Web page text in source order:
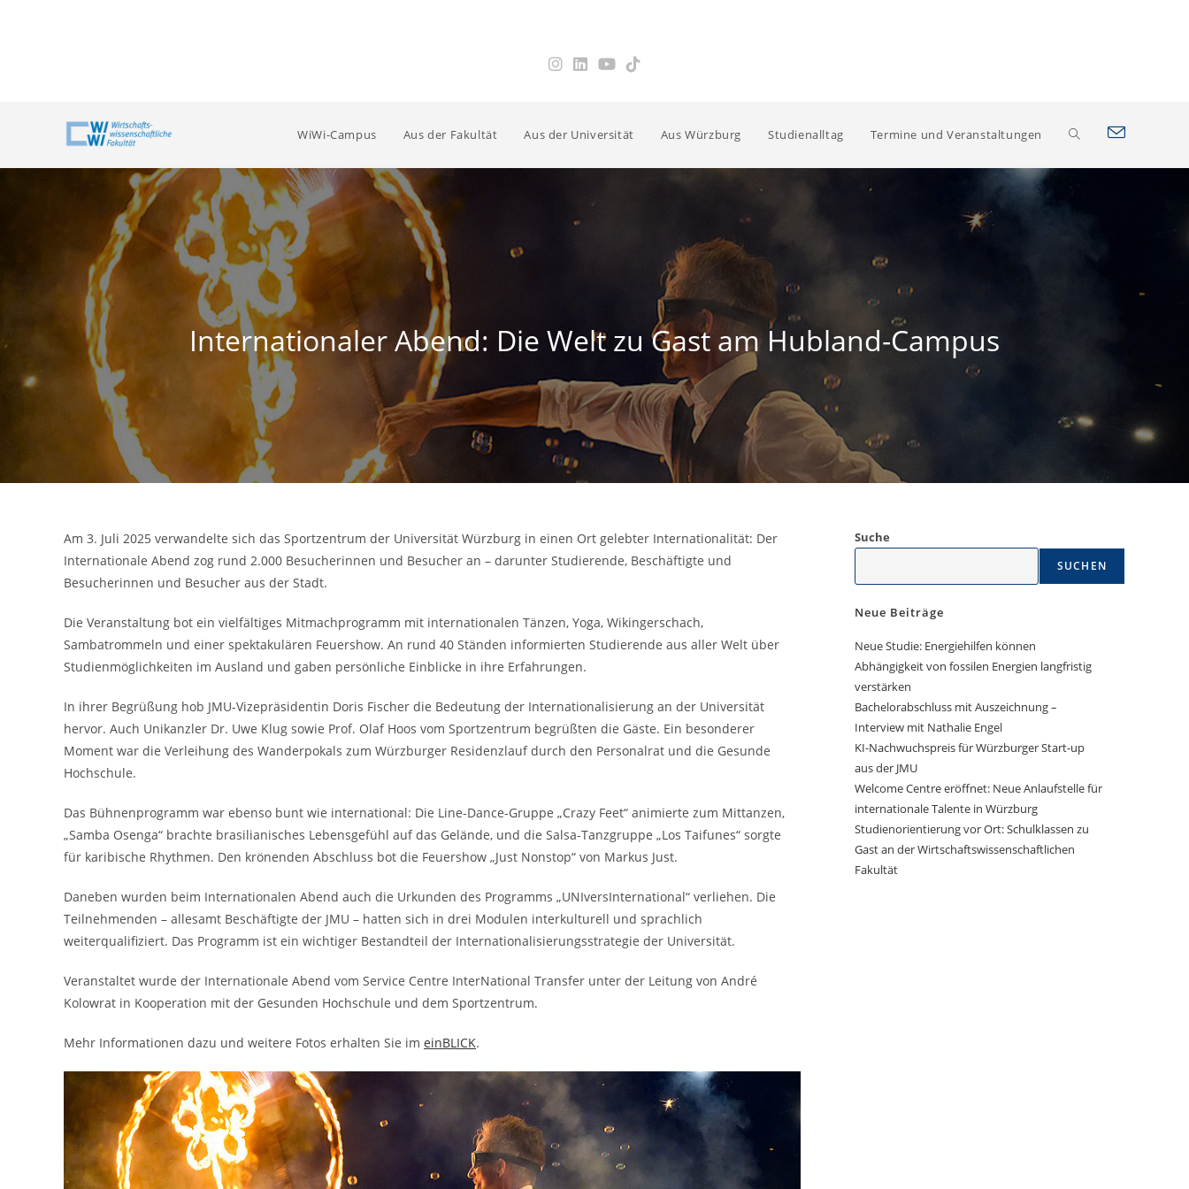
WiWi-Campus Aus der Fakultät Aus der Universität Aus Würzburg Studienalltag Termine und Veranstaltungen Website-
Internationaler Abend: Die Welt zu Gast am Hubland-Campus
Am 3. Juli 2025 verwandelte sich das Sportzentrum der Universität Würzburg in einen Ort gelebter Internationalität: Der
Internationale Abend zog rund 2.000 Besucherinnen und Besucher an – darunter Studierende, Beschäftigte und
Besucherinnen und Besucher aus der Stadt.
Die Veranstaltung bot ein vielfältiges Mitmachprogramm mit internationalen Tänzen, Yoga, Wikingerschach,
Sambatrommeln und einer spektakulären Feuershow. An rund 40 Ständen informierten Studierende aus aller Welt über
Studienmöglichkeiten im Ausland und gaben persönliche Einblicke in ihre Erfahrungen.
In ihrer Begrüßung hob JMU-Vizepräsidentin Doris Fischer die Bedeutung der Internationalisierung an der Universität
hervor. Auch Unikanzler Dr. Uwe Klug sowie Prof. Olaf Hoos vom Sportzentrum begrüßten die Gäste. Ein besonderer
Moment war die Verleihung des Wanderpokals zum Würzburger Residenzlauf durch den Personalrat und die Gesunde
Hochschule.
Das Bühnenprogramm war ebenso bunt wie international: Die Line-Dance-Gruppe „Crazy Feet“ animierte zum Mittanzen,
„Samba Osenga“ brachte brasilianisches Lebensgefühl auf das Gelände, und die Salsa-Tanzgruppe „Los Taifunes“ sorgte
für karibische Rhythmen. Den krönenden Abschluss bot die Feuershow „Just Nonstop“ von Markus Just.
Daneben wurden beim Internationalen Abend auch die Urkunden des Programms „UNIversInternational“ verliehen. Die
Teilnehmenden – allesamt Beschäftigte der JMU – hatten sich in drei Modulen interkulturell und sprachlich
weiterqualifiziert. Das Programm ist ein wichtiger Bestandteil der Internationalisierungsstrategie der Universität.
Veranstaltet wurde der Internationale Abend vom Service Centre InterNational Transfer unter der Leitung von André
Kolowrat in Kooperation mit der Gesunden Hochschule und dem Sportzentrum.
Mehr Informationen dazu und weitere Fotos erhalten Sie im einBLICK.
Suche
SUCHEN
Neue Beiträge
Neue Studie: Energiehilfen können
Abhängigkeit von fossilen Energien langfristig
verstärken
Bachelorabschluss mit Auszeichnung –
Interview mit Nathalie Engel
KI-Nachwuchspreis für Würzburger Start-up
aus der JMU
Welcome Centre eröffnet: Neue Anlaufstelle für
internationale Talente in Würzburg
Studienorientierung vor Ort: Schulklassen zu
Gast an der Wirtschaftswissenschaftlichen
Fakultät